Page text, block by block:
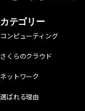
カテゴリー
コンピューティング
さくらのクラウド
ネットワーク
選ばれる理由